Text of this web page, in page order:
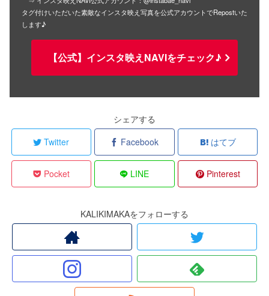
タグ付けいただいた素敵なインスタ映え写真を公式アカウントでRepostいた
します♪
【公式】インスタ映えNAVIをチェック♪
シェアする
Twitter
Facebook はてブ
Pocket LINE Pinterest
KALIKIMAKAをフォローする